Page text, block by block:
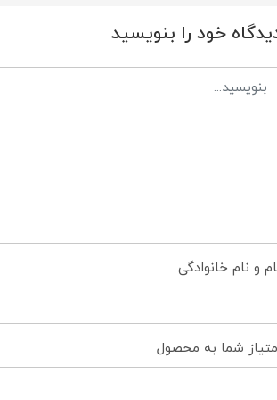
خود را بنویسید
و نام خانوادگی
شما به محصول